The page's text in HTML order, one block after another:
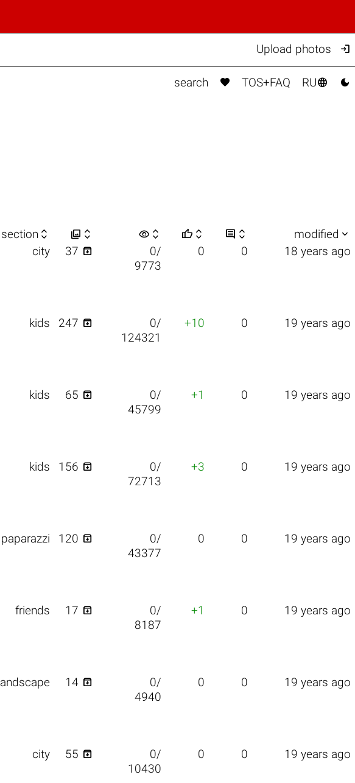
Upload photos 
search  TOS+FAQ RU 
section    visibility      modified 
city 37 
0/
9773
0 0 18 years ago
kids 247 
0/
124321
+10 0 19 years ago
kids 65 
0/
45799
+1 0 19 years ago
kids 156 
0/
72713
+3 0 19 years ago
paparazzi 120 
0/
43377
0 0 19 years ago
friends 17 
0/
8187
+1 0 19 years ago
landscape 14 
0/
4940
0 0 19 years ago
city 55 
0/
10430
0 0 19 years ago